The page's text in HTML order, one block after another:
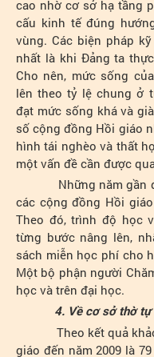
cao nhờ cơ sở hạ tầng
cấu kinh tế đúng
vùng. Các biện pháp
nhất là khi Đảng ta
Cho nên, mức sống
lên theo tỷ lệ chung ở
đạt mức sống khá và
số cộng đồng Hồi giáo
hình tái nghèo và thất
một vấn đề cần được
Những năm gần
các cộng đồng Hồi
Theo đó, trình độ học
từng bước nâng lên,
sách miễn học phí cho
Một bộ phận người
học và trên đại học.
4. Về cơ sở thờ tự
Theo kết quả khảo
giáo đến năm 2009 là